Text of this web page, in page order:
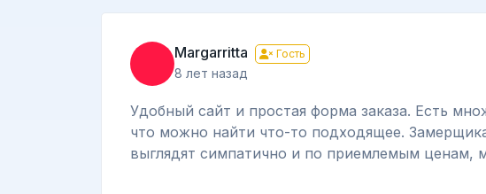
Margarritta Гость
8 лет назад
Удобный сайт и простая форма заказа. Есть
что можно найти что-то подходящее.
выглядят симпатично и по приемлемым ценам,